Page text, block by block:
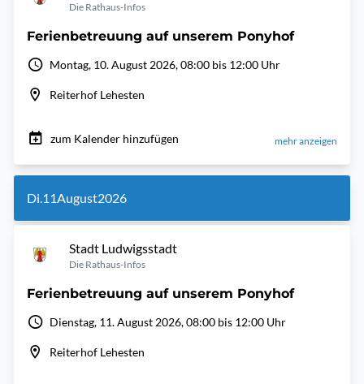
Die Rathaus-Infos
Ferienbetreuung auf unserem Ponyhof
Montag, 10. August 2026, 08:00 bis 12:00 Uhr
Reiterhof Lehesten
zum Kalender hinzufügen mehr anzeigen
Di.11August2026
Stadt Ludwigsstadt
Die Rathaus-Infos
Ferienbetreuung auf unserem Ponyhof
Dienstag, 11. August 2026, 08:00 bis 12:00 Uhr
Reiterhof Lehesten